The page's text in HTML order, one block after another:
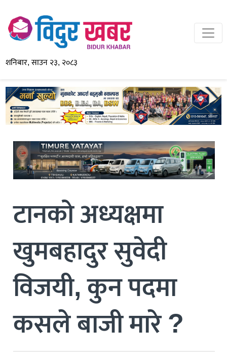
शनिबार, साउन २३, २०८३
टानको अध्यक्षमा
खुमबहादुर सुवेदी
विजयी, कुन पदमा
कसले बाजी मारे ?